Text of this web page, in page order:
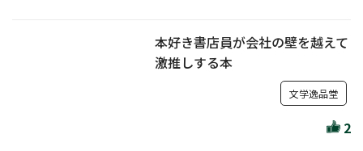
本好き書店員が会社の壁を越えて
激推しする本
文学逸品堂
2